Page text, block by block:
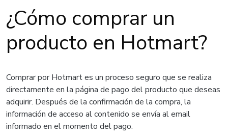
¿Cómo comprar un
producto en Hotmart?
Comprar por Hotmart es un proceso seguro que se realiza
directamente en la página de pago del producto que deseas
adquirir. Después de la confirmación de la compra, la
información de acceso al contenido se envía al email
informado en el momento del pago.